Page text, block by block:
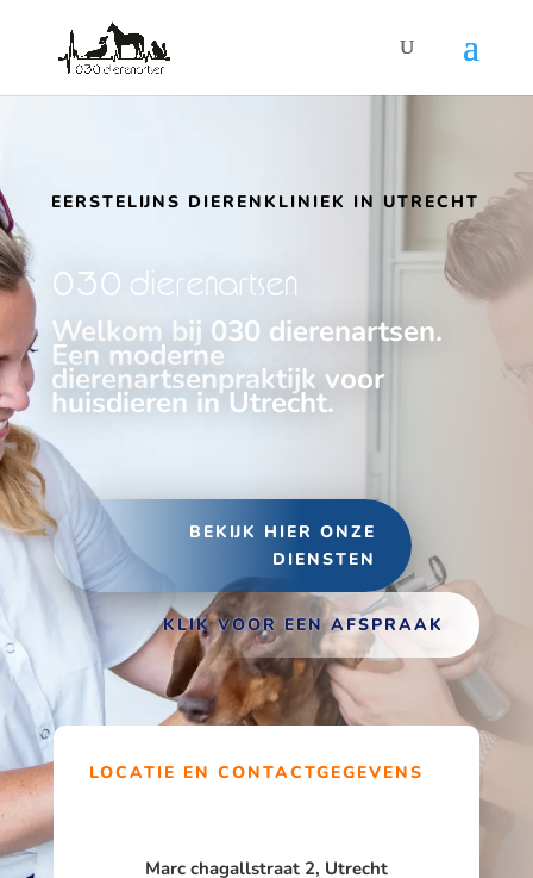
EERSTELIJNS DIERENKLINIEK IN UTRECHT
030 dierenartsen
Welkom bij 030 dierenartsen.
Een moderne
dierenartsenpraktijk voor
huisdieren in Utrecht.
BEKIJK HIER ONZE
DIENSTEN
KLIK VOOR EEN AFSPRAAK
LOCATIE EN CONTACTGEGEVENS
Marc chagallstraat 2, Utrecht